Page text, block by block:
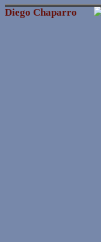
Diego Chaparro